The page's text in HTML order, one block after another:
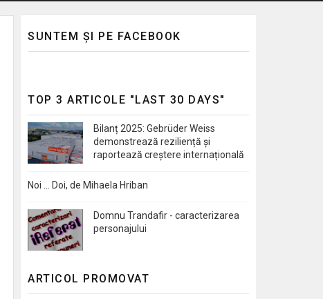
SUNTEM ȘI PE FACEBOOK
TOP 3 ARTICOLE "LAST 30 DAYS"
Bilanț 2025: Gebrüder Weiss
demonstrează reziliență și
raportează creștere internațională
Noi … Doi, de Mihaela Hriban
Domnu Trandafir - caracterizarea
personajului
ARTICOL PROMOVAT